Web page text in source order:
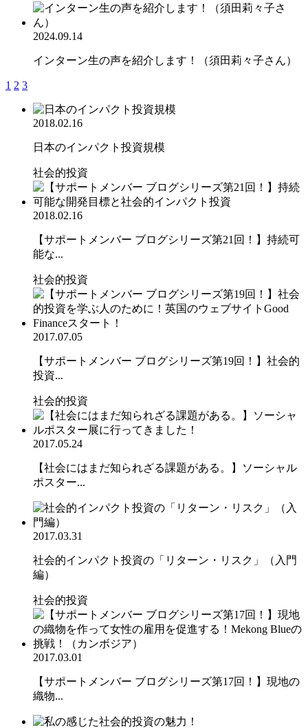
2024.09.14
インターン生の声を紹介します！（須田莉々子さん）
1 2 3
2018.02.16
日本のインパクト投資規模
社会的投資
2018.02.16
【サポートメンバー ブログシリーズ第21回！】持続可
能な...
社会的投資
2017.07.05
【サポートメンバー ブログシリーズ第19回！】社会的
投資...
社会的投資
2017.05.24
【社会にはまだ知られざる課題がある。】ソーシャル
ポスター...
2017.03.31
社会的インパクト投資の「リターン・リスク」（入門
編）
社会的投資
2017.03.01
【サポートメンバー ブログシリーズ第17回！】現地の
織物...